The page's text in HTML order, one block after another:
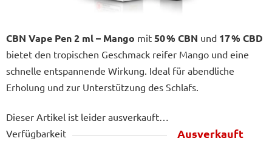
CBN Vape Pen 2 ml – Mango mit 50 % CBN und 17 % CBD
bietet den tropischen Geschmack reifer Mango und eine
schnelle entspannende Wirkung. Ideal für abendliche
Erholung und zur Unterstützung des Schlafs.
Dieser Artikel ist leider ausverkauft…
Verfügbarkeit
Ausverkauft